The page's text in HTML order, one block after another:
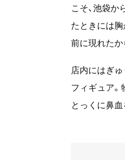
こそ、池袋
たときには
前に現れたか
店内にはぎ
フィギュア
とっくに鼻